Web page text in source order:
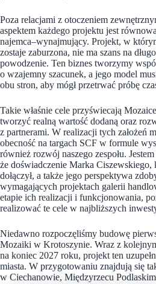
Poza relacjami z otoczeniem
aspektem każdego projektu jest
najemca–wynajmujący. Projekt, w
zostaje zaburzona, nie ma szans na
powodzenie. Ten biznes tworzymy
o wzajemny szacunek, a jego model
obu stron, aby mógł przetrwać próbę
Takie właśnie cele przyświecają
tworzyć realną wartość dodaną oraz
z partnerami. W realizacji tych założeń
obecność na targach SCF w formule
również rozwój naszego zespołu.
że doświadczenie Marka Ciszewskiego,
dołączył, a także jego perspektywa
wymagających projektach galerii
etapie ich realizacji i funkcjonowania,
realizować te cele w najbliższych
Niedawno rozpoczęliśmy budowę
Mozaiki w Krotoszynie. Wraz z
na koniec 2027 roku, projekt ten
miasta. W przygotowaniu znajdują się
w Ciechanowie, Międzyrzecu